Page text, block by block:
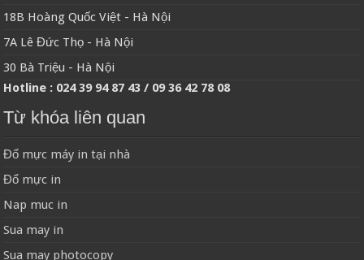
18B Hoàng Quốc Việt - Hà Nội
7A Lê Đức Thọ - Hà Nội
30 Bà Triệu - Hà Nội
Hotline : 024 39 94 87 43 / 09 36 42 78 08
Từ khóa liên quan
Đổ mực máy in tại nhà
Đổ mực in
Nap muc in
Sua may in
Sua may photocopy